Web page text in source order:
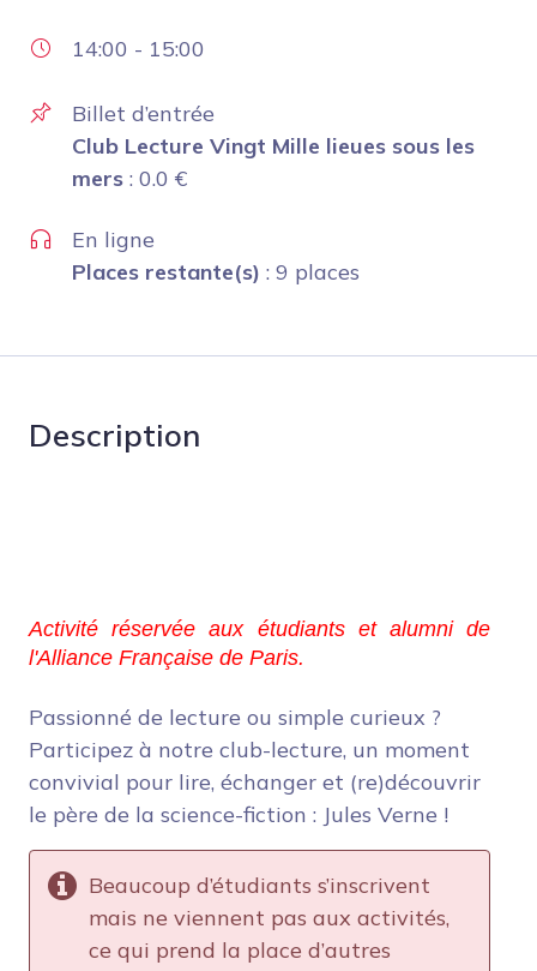
14:00 - 15:00
Billet d’entrée
Club Lecture Vingt Mille lieues sous les
mers : 0.0 €
En ligne
Places restante(s) : 9 places
Description
Activité réservée aux étudiants et alumni de
l'Alliance Française de Paris.
Passionné de lecture ou simple curieux ?
Participez à notre club-lecture, un moment
convivial pour lire, échanger et (re)découvrir
le père de la science-fiction : Jules Verne !
Beaucoup d’étudiants s’inscrivent
mais ne viennent pas aux activités,
ce qui prend la place d’autres